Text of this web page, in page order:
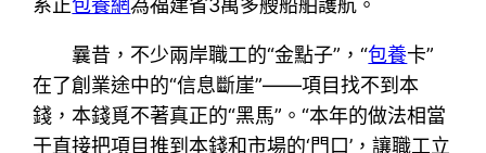
系正包養網為福建省3萬多艘船舶護航。
曩昔，不少兩岸職工的“金點子”，“包養卡”
在了創業途中的“信息斷崖”——項目找不到本
錢，本錢覓不著真正的“黑馬”。“本年的做法相當
于直接把項目推到本錢和市場的‘門口’，讓職工立